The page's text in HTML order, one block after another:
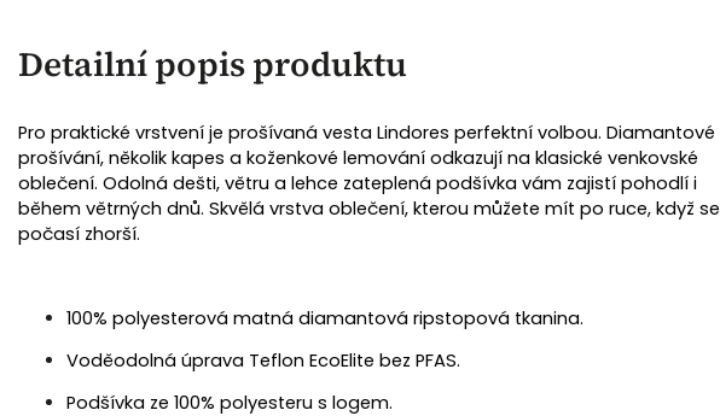
Detailní popis produktu
Pro praktické vrstvení je prošívaná vesta Lindores perfektní volbou. Diamantové
prošívání, několik kapes a koženkové lemování odkazují na klasické venkovské
oblečení. Odolná dešti, větru a lehce zateplená podšívka vám zajistí pohodlí i
během větrných dnů. Skvělá vrstva oblečení, kterou můžete mít po ruce, když se
počasí zhorší.
100% polyesterová matná diamantová ripstopová tkanina.
Voděodolná úprava Teflon EcoElite bez PFAS.
Podšívka ze 100% polyesteru s logem.